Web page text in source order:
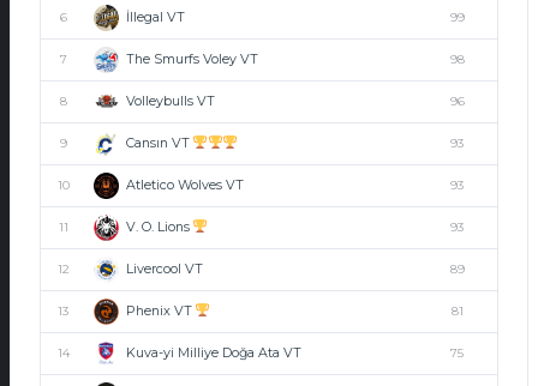
6 İllegal VT 99
7 The Smurfs Voley VT 98
8 Volleybulls VT 96
9 Cansın VT 93
10 Atletico Wolves VT 93
11 V. O. Lions 93
12 Livercool VT 89
13 Phenix VT 81
14 Kuva-yi Milliye Doğa Ata VT 75